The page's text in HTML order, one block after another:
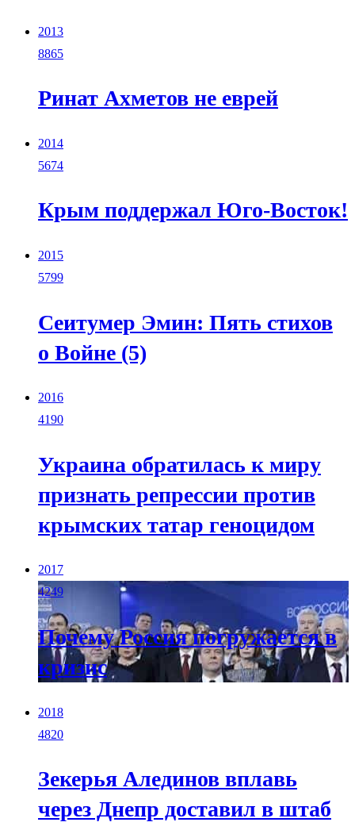
2013
8865
Ринат Ахметов не еврей
2014
5674
Крым поддержал Юго-Восток!
2015
5799
Сеитумер Эмин: Пять стихов
о Войне (5)
2016
4190
Украина обратилась к миру
признать репрессии против
крымских татар геноцидом
2017
4249
Почему Россия погружается в
кризис
2018
4820
Зекерья Алединов вплавь
через Днепр доставил в штаб